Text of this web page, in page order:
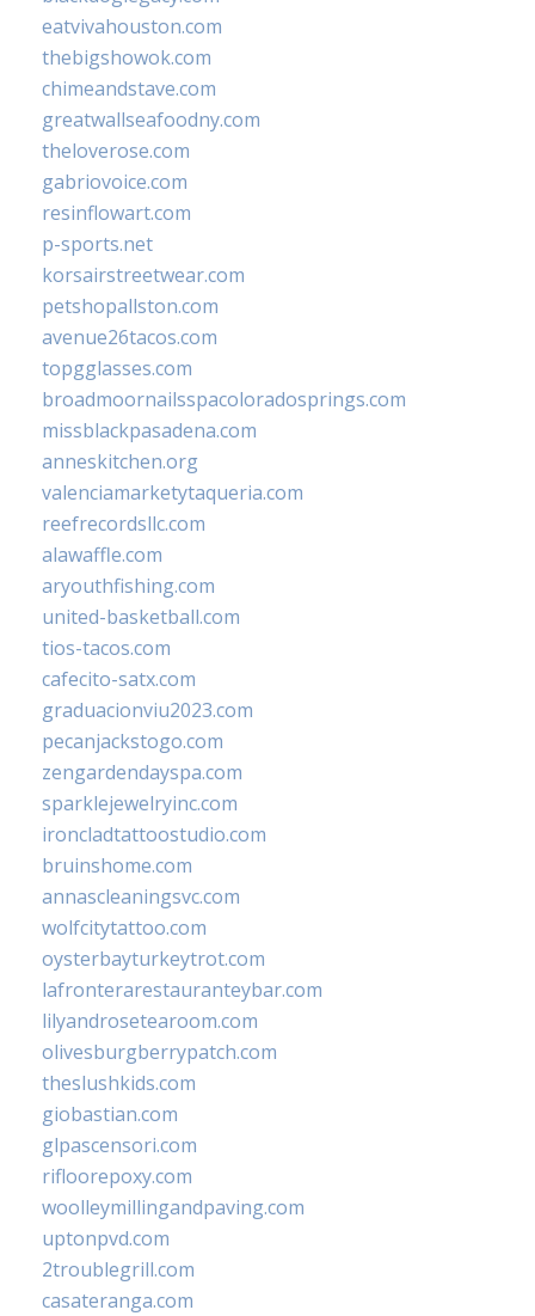
eatvivahouston.com
thebigshowok.com
chimeandstave.com
greatwallseafoodny.com
theloverose.com
gabriovoice.com
resinflowart.com
p-sports.net
korsairstreetwear.com
petshopallston.com
avenue26tacos.com
topgglasses.com
broadmoornailsspacoloradosprings.com
missblackpasadena.com
anneskitchen.org
valenciamarketytaqueria.com
reefrecordsllc.com
alawaffle.com
aryouthfishing.com
united-basketball.com
tios-tacos.com
cafecito-satx.com
graduacionviu2023.com
pecanjackstogo.com
zengardendayspa.com
sparklejewelryinc.com
ironcladtattoostudio.com
bruinshome.com
annascleaningsvc.com
wolfcitytattoo.com
oysterbayturkeytrot.com
lafronterarestauranteybar.com
lilyandrosetearoom.com
olivesburgberrypatch.com
theslushkids.com
giobastian.com
glpascensori.com
rifloorepoxy.com
woolleymillingandpaving.com
uptonpvd.com
2troublegrill.com
casateranga.com